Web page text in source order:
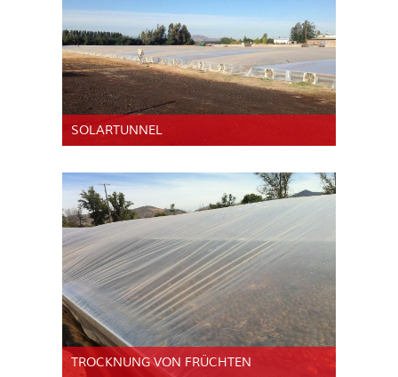
SOLARTUNNEL
TROCKNUNG VON FRÜCHTEN